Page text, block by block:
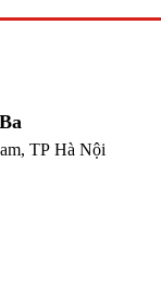
TP Hà Nội